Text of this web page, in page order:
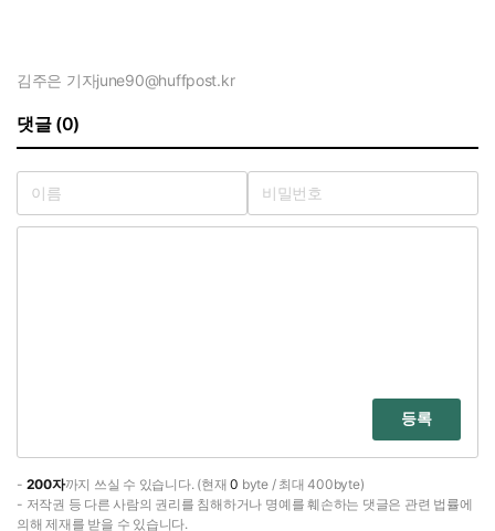
김주은 기자june90@huffpost.kr
댓글 (0)
등록
- 200자까지 쓰실 수 있습니다. (현재0 byte / 최대 400byte)
- 저작권 등 다른 사람의 권리를 침해하거나 명예를 훼손하는 댓글은 관련 법률에
의해 제재를 받을 수 있습니다.